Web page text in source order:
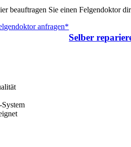
beauftragen Sie einen Felgendoktor
anfragen*
Selber